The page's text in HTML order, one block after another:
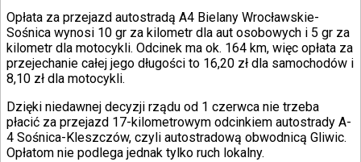
Opłata za przejazd autostradą A4 Bielany Wrocławskie-
Sośnica wynosi 10 gr za kilometr dla aut osobowych i 5 gr za
kilometr dla motocykli. Odcinek ma ok. 164 km, więc opłata za
przejechanie całej jego długości to 16,20 zł dla samochodów i
8,10 zł dla motocykli.
Dzięki niedawnej decyzji rządu od 1 czerwca nie trzeba
płacić za przejazd 17-kilometrowym odcinkiem autostrady A-
4 Sośnica-Kleszczów, czyli autostradową obwodnicą Gliwic.
Opłatom nie podlega jednak tylko ruch lokalny.